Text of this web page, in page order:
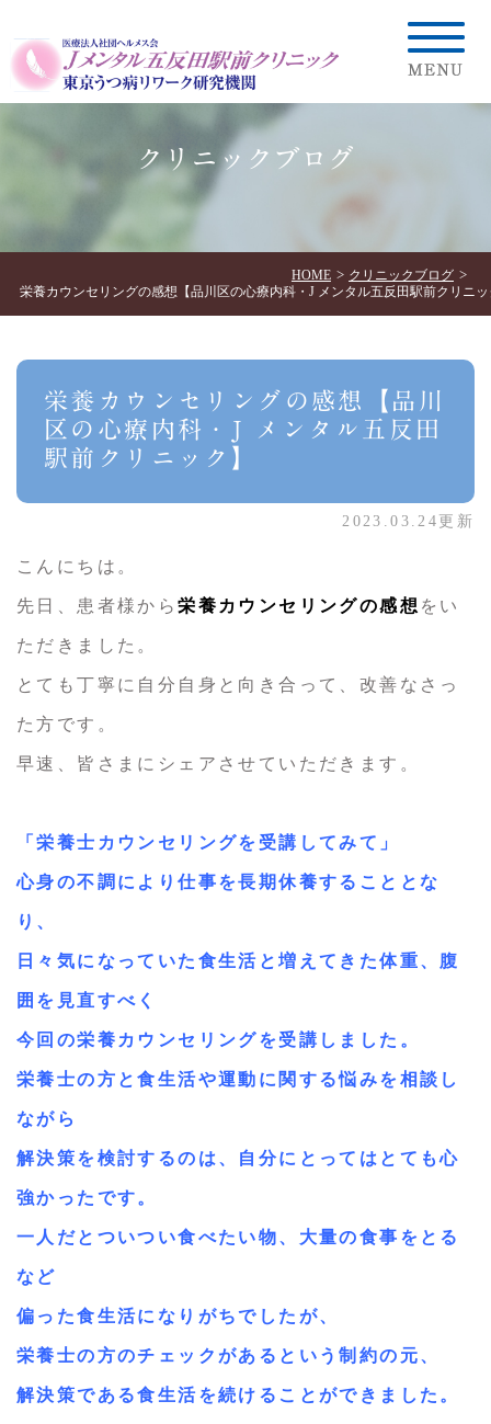
クリニックブログ
HOME
クリニックブログ
栄養カウンセリングの感想【品川区の心療内科・J メンタル五反田駅前クリニ
栄養カウンセリングの感想【品川
区の心療内科・J メンタル五反田
駅前クリニック】
2023.03.24更新
こんにちは。
先日、患者様から栄養カウンセリングの感想 をい
ただきました。
とても丁寧に自分自身と向き合って、改善なさっ
た方です。
早速、皆さまにシェアさせていただきます。
「栄養士カウンセリングを受講してみて」
心身の不調により仕事を長期休養することとな
り、
日々気になっていた食生活と増えてきた体重、腹
囲を見直すべく
今回の栄養カウンセリングを受講しました。
栄養士の方と食生活や運動に関する悩みを相談し
ながら
解決策を検討するのは、自分にとってはとても心
強かったです。
一人だとついつい食べたい物、大量の食事をとる
など
偏った食生活になりがちでしたが、
栄養士の方のチェックがあるという制約の元、
解決策である食生活を続けることができました。